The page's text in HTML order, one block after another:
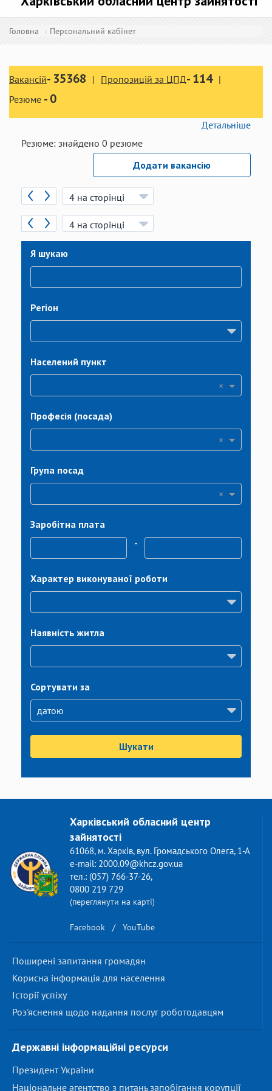
Головна Персональний кабінет
Вакансій- 35368 Пропозицій за ЦПД-114
Резюме -0
Детальніше
Резюме: знайдено 0 резюме
Додати вакансію
Я шукаю
Регіон
Населений пункт
×
Професія (посада)
×
Група посад
×
Заробітна плата
-
Характер виконуваної роботи
Наявність житла
Сортувати за
Шукати
Харківський обласний центр
зайнятості
61068, м. Харків, вул. Громадського Олега, 1-А
e-mail: 2000.09@khcz.gov.ua
тел.: (057) 766-37-26,
0800 219 729
(переглянути на карті)
Facebook / YouTube
Поширені запитання громадян
Корисна інформація для населення
Історії успіху
Роз'яснення щодо надання послуг роботодавцям
Державні інформаційні ресурси
Президент України
Національне агентство з питань запобігання корупції